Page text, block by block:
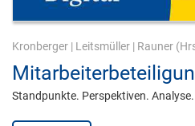
Kronberger | Leitsmüller | Rauner
Standpunkte. Perspektiven.